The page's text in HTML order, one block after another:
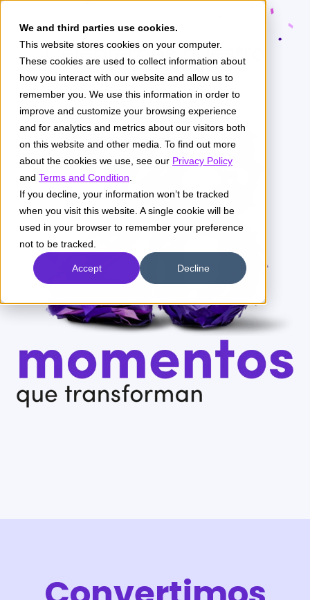
We and third parties use cookies.
This website stores cookies on your computer.
These cookies are used to collect information about
how you interact with our website and allow us to
remember you. We use this information in order to
improve and customize your browsing experience
and for analytics and metrics about our visitors both
on this website and other media. To find out more
about the cookies we use, see our Privacy Policy
and Terms and Condition
If you decline, your information won’t be tracked
when you visit this website. A single cookie will be
used in your browser to remember your preference
not to be tracked.
Accept Decline
Celebremos nuestro
aniversario